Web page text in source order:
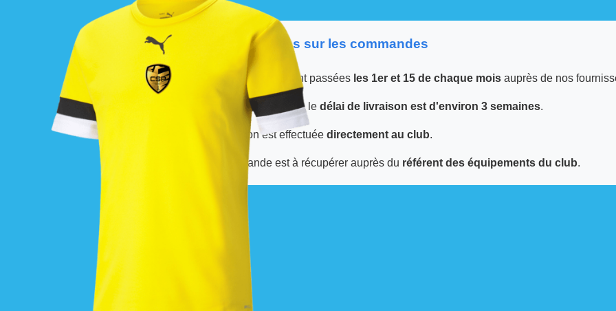
📦 Informations sur les commandes
Les commandes sont passées les 1er et 15 de chaque moisauprès de nos
À partir de ces dates, le délai de livraison est d'environ 3 semaines.
La livraison est effectuée directement au club.
La commande est à récupérer auprès du référent des équipements du club.